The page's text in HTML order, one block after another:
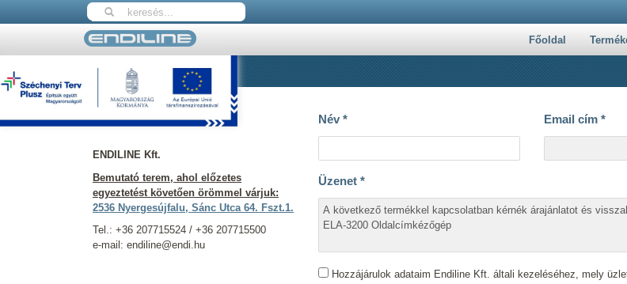
Főoldal
Nyitólap Kapcsolat
Elérhetőségeink
ENDILINE Kft.
Bemutató terem, ahol előzetes
egyeztetést követően örömmel várjuk:
2536 Nyergesújfalu, Sánc Utca 64. Fszt.1.
Tel.: +36 207715524 / +36 207715500
e-mail: endiline@endi.hu
Név * Email cím *
Üzenet *
Hozzájárulok adataim Endiline Kft. általi kezeléséhez, mely